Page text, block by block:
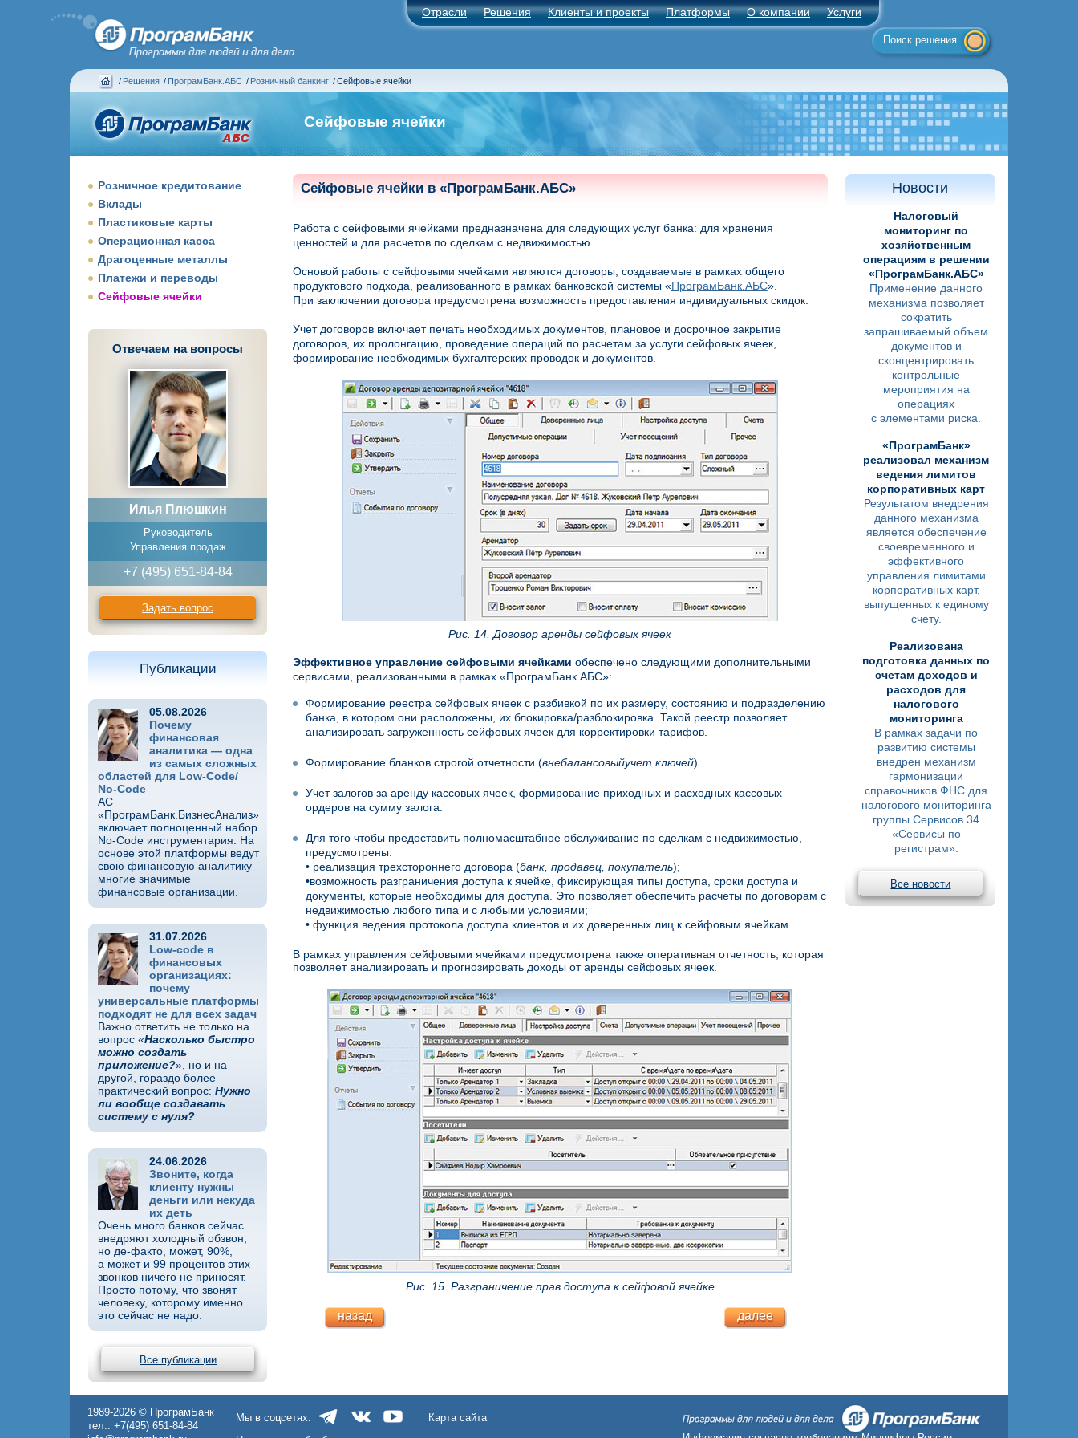
Поиск решения
Отрасли Решения Клиенты и проекты Платформы О компании Услуги
/ Решения / ПрограмБанк.АБС / Розничный банкинг /Сейфовые ячейки
Сейфовые ячейки
Розничное кредитование
Вклады
Пластиковые карты
Операционная касса
Драгоценные металлы
Платежи и переводы
Сейфовые ячейки
Отвечаем на вопросы
Илья Плюшкин
Руководитель
Управления продаж
+7 (495) 651-84-84
Задать вопрос
Публикации
05.08.2026
Почему
финансовая
аналитика — одна
из самых сложных
областей для Low-Code/
No-Code
АС
«ПрограмБанк.БизнесАнализ»
включает полноценный набор
No-Code инструментария. На
основе этой платформы ведут
свою финансовую аналитику
многие значимые
финансовые организации.
31.07.2026
Low-code в
финансовых
организациях:
почему
универсальные платформы
подходят не для всех задач
Важно ответить не только на
вопрос «Насколько быстро
можно создать
приложение?», но и на
другой, гораздо более
практический вопрос:Нужно
ли вообще создавать
систему с нуля?
24.06.2026
Звоните, когда
клиенту нужны
деньги или некуда
их деть
Очень много банков сейчас
внедряют холодный обзвон,
но де-факто, может, 90%,
а может и 99 процентов этих
звонков ничего не приносят.
Просто потому, что звонят
человеку, которому именно
это сейчас не надо.
Все публикации
Сейфовые ячейкив «ПрограмБанк.АБС»
Работа с сейфовыми ячейками предназначена для следующих услуг банка: для хранения
ценностей и для расчетов по сделкам с недвижимостью.
Основой работы с сейфовыми ячейками являются договоры, создаваемые в рамках общего
продуктового подхода, реализованного в рамках банковской системы «ПрограмБанк.АБС».
При заключении договора предусмотрена возможность предоставления индивидуальных скидок.
Учет договоров включает печать необходимых документов, плановое и досрочное закрытие
договоров, их пролонгацию, проведение операций по расчетам за услуги сейфовых ячеек,
формирование необходимых бухгалтерских проводок и документов.
Рис. 14. Договор аренды сейфовых ячеек
Эффективное управление сейфовыми ячейками обеспечено следующими дополнительными
сервисами, реализованными в рамках «ПрограмБанк.АБС»:
Формирование реестра сейфовых ячеек с разбивкой по их размеру, состоянию и подразделению
банка, в котором они расположены, их блокировка/разблокировка. Такой реестр позволяет
анализировать загруженность сейфовых ячеек для корректировки тарифов.
Формирование бланков строгой отчетности (внебалансовыйучет ключей).
Учет залогов за аренду кассовых ячеек, формирование приходных и расходных кассовых
ордеров на сумму залога.
Для того чтобы предоставить полномасштабное обслуживание по сделкам с недвижимостью,
предусмотрены:
• реализация трехстороннего договора (банк, продавец, покупатель);
•возможность разграничения доступа к ячейке, фиксирующая типы доступа, сроки доступа и
документы, которые необходимы для доступа. Это позволяет обеспечить расчеты по договорам с
недвижимостью любого типа и с любыми условиями;
• функция ведения протокола доступа клиентов и их доверенных лиц к сейфовым ячейкам.
В рамках управления сейфовыми ячейками предусмотрена также оперативная отчетность, которая
позволяет анализировать и прогнозировать доходы от аренды сейфовых ячеек.
Рис. 15. Разграничение прав доступа к сейфовой ячейке
назад далее
Новости
Налоговый
мониторинг по
хозяйственным
операциям в решении
«ПрограмБанк.АБС»
Применение данного
механизма позволяет
сократить
запрашиваемый объем
документов и
сконцентрировать
контрольные
мероприятия на
операциях
с элементами риска.
«ПрограмБанк»
реализовал механизм
ведения лимитов
корпоративных карт
Результатом внедрения
данного механизма
является обеспечение
своевременного и
эффективного
управления лимитами
корпоративных карт,
выпущенных к единому
счету.
Реализована
подготовка данных по
счетам доходов и
расходов для
налогового
мониторинга
В рамках задачи по
развитию системы
внедрен механизм
гармонизации
справочников ФНС для
налогового мониторинга
группы Сервисов 34
«Сервисы по
регистрам».
Все новости
1989-2026 © ПрограмБанк
тел.: +7(495) 651-84-84
Мы в соцсетях:
Карта сайта